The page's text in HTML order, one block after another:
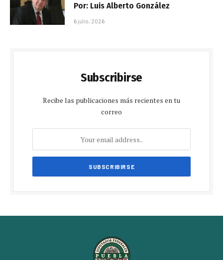
Por: Luis Alberto González
6 julio, 2026
Subscribirse
Recibe las publicaciones más recientes en tu
correo